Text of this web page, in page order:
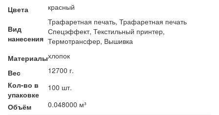
Цвета красный
Вид
нанесения
Трафаретная печать, Трафаретная печать
Спецэффект, Текстильный принтер,
Термотрансфер, Вышивка
Материалыхлопок
Вес
12700 г.
Кол-во в
упаковке
100 шт.
Объём
0.048000 м³